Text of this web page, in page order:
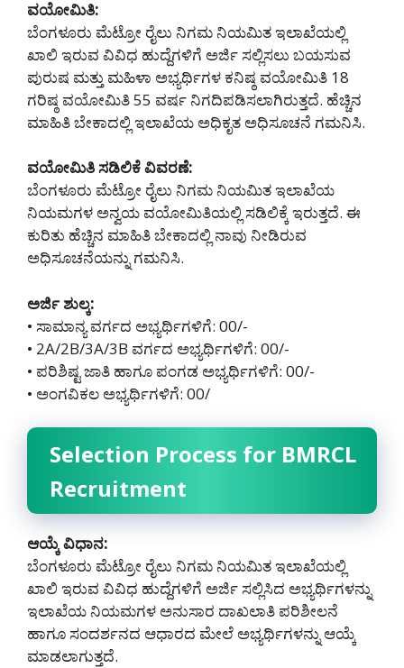
ವಯೋಮಿತಿ:
ಬೆಂಗಳೂರು ಮೆಟ್ರೋ ರೈಲು ನಿಗಮ ನಿಯಮಿತ ಇಲಾಖೆಯಲ್ಲಿ
ಖಾಲಿ ಇರುವ ವಿವಿಧ ಹುದ್ದೆಗಳಿಗೆ ಅರ್ಜಿ ಸಲ್ಲಿಸಲು ಬಯಸುವ
ಪುರುಷ ಮತ್ತು ಮಹಿಳಾ ಅಭ್ಯರ್ಥಿಗಳ ಕನಿಷ್ಠ ವಯೋಮಿತಿ 18
ಗರಿಷ್ಠ ವಯೋಮಿತಿ 55 ವರ್ಷ ನಿಗದಿಪಡಿಸಲಾಗಿರುತ್ತದೆ. ಹೆಚ್ಚಿನ
ಮಾಹಿತಿ ಬೇಕಾದಲ್ಲಿ ಇಲಾಖೆಯ ಅಧಿಕೃತ ಅಧಿಸೂಚನೆ ಗಮನಿಸಿ.
ವಯೋಮಿತಿ ಸಡಿಲಿಕೆ ವಿವರಣೆ:
ಬೆಂಗಳೂರು ಮೆಟ್ರೋ ರೈಲು ನಿಗಮ ನಿಯಮಿತ ಇಲಾಖೆಯ
ನಿಯಮಗಳ ಅನ್ವಯ ವಯೋಮಿತಿಯಲ್ಲಿ ಸಡಿಲಿಕ್ಕೆ ಇರುತ್ತದೆ. ಈ
ಕುರಿತು ಹೆಚ್ಚಿನ ಮಾಹಿತಿ ಬೇಕಾದಲ್ಲಿ ನಾವು ನೀಡಿರುವ
ಅಧಿಸೂಚನೆಯನ್ನು ಗಮನಿಸಿ.
ಅರ್ಜಿ ಶುಲ್ಕ:
• ಸಾಮಾನ್ಯ ವರ್ಗದ ಅಭ್ಯರ್ಥಿಗಳಿಗೆ: 00/-
• 2A/2B/3A/3B ವರ್ಗದ ಅಭ್ಯರ್ಥಿಗಳಿಗೆ: 00/-
• ಪರಿಶಿಷ್ಟ ಜಾತಿ ಹಾಗೂ ಪಂಗಡ ಅಭ್ಯರ್ಥಿಗಳಿಗೆ: 00/-
• ಅಂಗವಿಕಲ ಅಭ್ಯರ್ಥಿಗಳಿಗೆ: 00/
Selection Process for BMRCL
Recruitment
ಆಯ್ಕೆ ವಿಧಾನ:
ಬೆಂಗಳೂರು ಮೆಟ್ರೋ ರೈಲು ನಿಗಮ ನಿಯಮಿತ ಇಲಾಖೆಯಲ್ಲಿ
ಖಾಲಿ ಇರುವ ವಿವಿಧ ಹುದ್ದೆಗಳಿಗೆ ಅರ್ಜಿ ಸಲ್ಲಿಸಿದ ಅಭ್ಯರ್ಥಿಗಳನ್ನು
ಇಲಾಖೆಯ ನಿಯಮಗಳ ಅನುಸಾರ ದಾಖಲಾತಿ ಪರಿಶೀಲನೆ
ಹಾಗೂ ಸಂದರ್ಶನದ ಆಧಾರದ ಮೇಲೆ ಅಭ್ಯರ್ಥಿಗಳನ್ನು ಆಯ್ಕೆ
ಮಾಡಲಾಗುತ್ತದೆ.